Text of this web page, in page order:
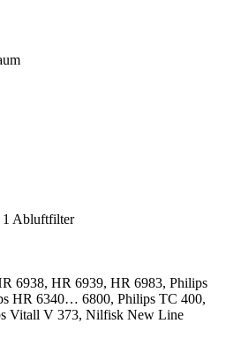
1 Abluftfilter
6938, HR 6939, HR 6983, Philips
HR 6340… 6800, Philips TC 400,
Vitall V 373, Nilfisk New Line